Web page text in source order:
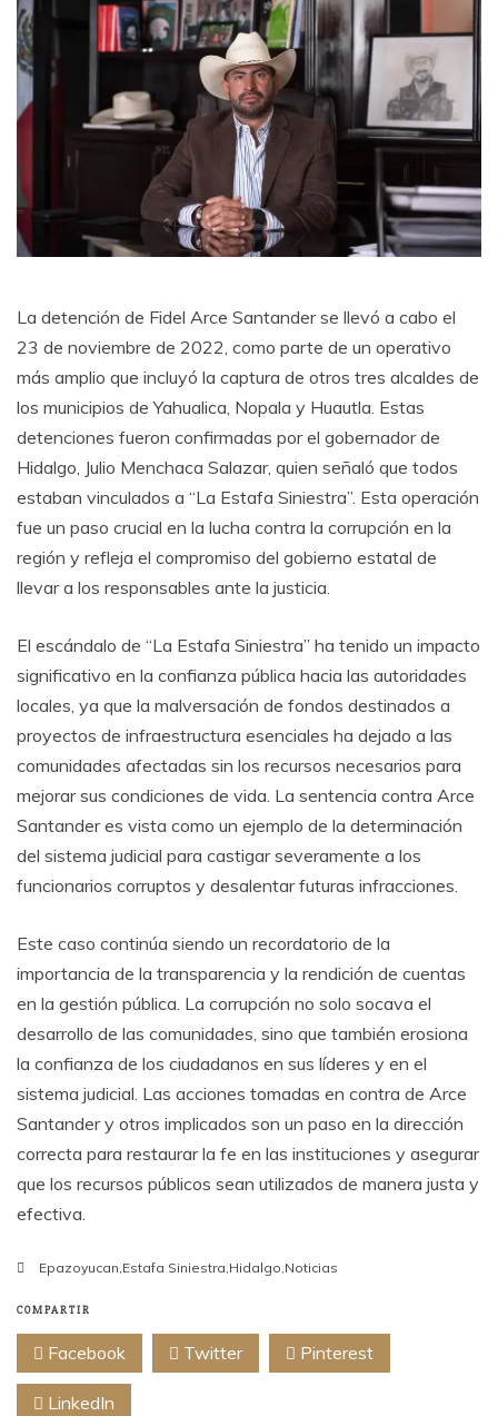
La detención de Fidel Arce Santander se llevó a cabo el
23 de noviembre de 2022, como parte de un operativo
más amplio que incluyó la captura de otros tres alcaldes de
los municipios de Yahualica, Nopala y Huautla. Estas
detenciones fueron confirmadas por el gobernador de
Hidalgo, Julio Menchaca Salazar, quien señaló que todos
estaban vinculados a “La Estafa Siniestra”. Esta operación
fue un paso crucial en la lucha contra la corrupción en la
región y refleja el compromiso del gobierno estatal de
llevar a los responsables ante la justicia.
El escándalo de “La Estafa Siniestra” ha tenido un impacto
significativo en la confianza pública hacia las autoridades
locales, ya que la malversación de fondos destinados a
proyectos de infraestructura esenciales ha dejado a las
comunidades afectadas sin los recursos necesarios para
mejorar sus condiciones de vida. La sentencia contra Arce
Santander es vista como un ejemplo de la determinación
del sistema judicial para castigar severamente a los
funcionarios corruptos y desalentar futuras infracciones.
Este caso continúa siendo un recordatorio de la
importancia de la transparencia y la rendición de cuentas
en la gestión pública. La corrupción no solo socava el
desarrollo de las comunidades, sino que también erosiona
la confianza de los ciudadanos en sus líderes y en el
sistema judicial. Las acciones tomadas en contra de Arce
Santander y otros implicados son un paso en la dirección
correcta para restaurar la fe en las instituciones y asegurar
que los recursos públicos sean utilizados de manera justa y
efectiva.
Epazoyucan,Estafa Siniestra,Hidalgo,Noticias
COMPARTIR
Facebook Twitter Pinterest
LinkedIn